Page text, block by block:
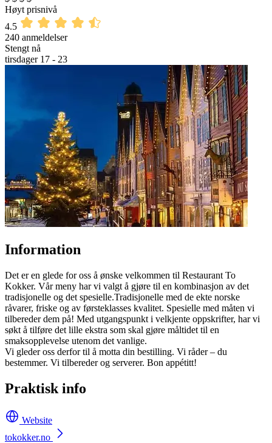
Høyt prisnivå
4.5
240 anmeldelser
Stengt nå
tirsdager 17 - 23
Information
Det er en glede for oss å ønske velkommen til Restaurant To
Kokker. Vår meny har vi valgt å gjøre til en kombinasjon av det
tradisjonelle og det spesielle.Tradisjonelle med de ekte norske
råvarer, friske og av førsteklasses kvalitet. Spesielle med måten vi
tilbereder dem på! Med utgangspunkt i velkjente oppskrifter, har vi
søkt å tilføre det lille ekstra som skal gjøre måltidet til en
smaksopplevelse utenom det vanlige.
Vi gleder oss derfor til å motta din bestilling. Vi råder – du
bestemmer. Vi tilbereder og serverer. Bon appétitt!
Praktisk info
Website
tokokker.no